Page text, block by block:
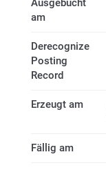
Ausgebucht
am
Derecognize
Posting
Record
Erzeugt am
Fällig am